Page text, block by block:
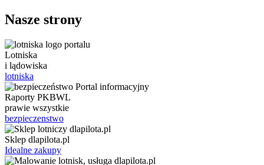
Nasze strony
Lotniska
i lądowiska
lotniska
Raporty PKBWL
prawie wszystkie
bezpieczenstwo
Sklep dlapilota.pl
Idealne zakupy